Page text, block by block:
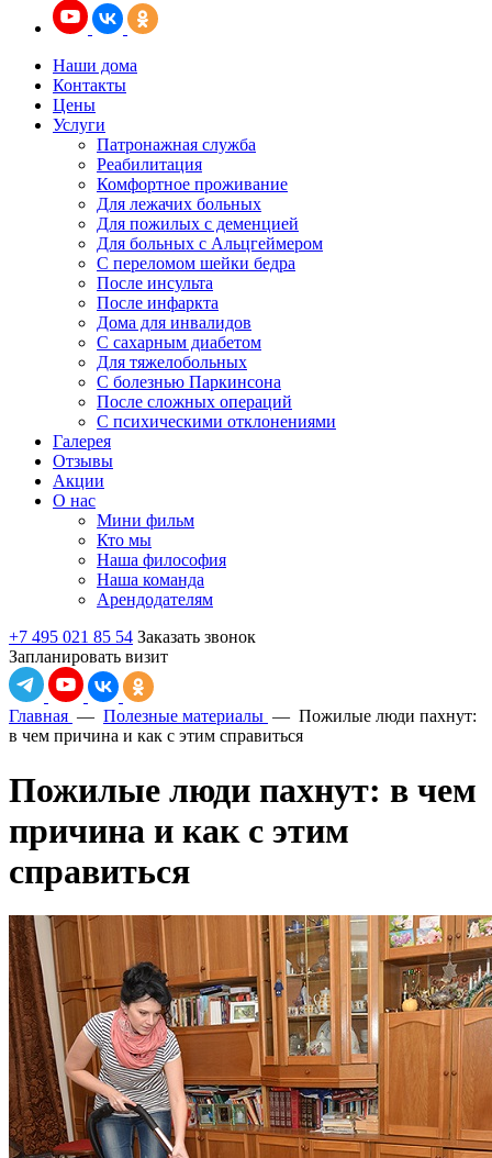
Наши дома
Контакты
Цены
Услуги
Патронажная служба
Реабилитация
Комфортное проживание
Для лежачих больных
Для пожилых с деменцией
Для больных с Альцгеймером
С переломом шейки бедра
После инсульта
После инфаркта
Дома для инвалидов
С сахарным диабетом
Для тяжелобольных
С болезнью Паркинсона
После сложных операций
С психическими отклонениями
Галерея
Отзывы
Акции
О нас
Мини фильм
Кто мы
Наша философия
Наша команда
Арендодателям
+7 495 021 85 54 Заказать звонок
Запланировать визит
Главная — Полезные материалы — Пожилые люди пахнут:
в чем причина и как с этим справиться
Пожилые люди пахнут: в чем
причина и как с этим
справиться